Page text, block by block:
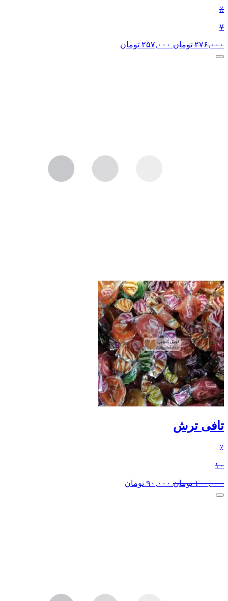
٪
۷
۲۷۶,۰۰۰ تومان ۲۵۷,۰۰۰ تومان
تافی ترش
٪
۱۰
۱۰۰,۰۰۰ تومان ۹۰,۰۰۰ تومان